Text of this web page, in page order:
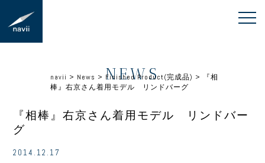
navii > News > Finished Product(完成品) >
『相
棒』右京さん着用モデル リンドバーグ
NEWS
『相棒』右京さん着用モデル リンドバー
グ
2014.12.17